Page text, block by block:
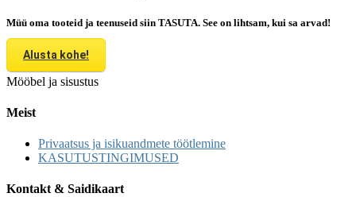
Müü oma tooteid ja teenuseid siin TASUTA. See on lihtsam, kui sa arvad!
Alusta kohe!
Mööbel ja sisustus
Meist
Privaatsus ja isikuandmete töötlemine
KASUTUSTINGIMUSED
Kontakt & Saidikaart